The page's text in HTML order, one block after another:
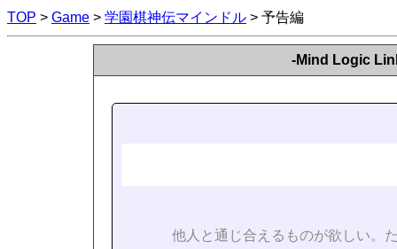
TOP > Game > 学園棋神伝マインドル > 予告編
-Mind Logic
他人と通じ合えるものが欲しい。